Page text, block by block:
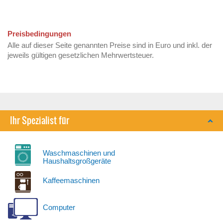
Preisbedingungen
Alle auf dieser Seite genannten Preise sind in Euro und inkl. der
jeweils gültigen gesetzlichen Mehrwertsteuer.
Ihr Spezialist für
Waschmaschinen und
Haushaltsgroßgeräte
Kaffeemaschinen
Computer